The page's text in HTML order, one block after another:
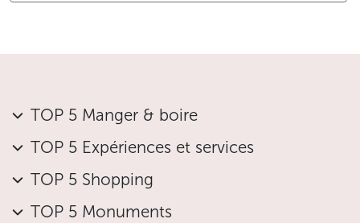
TOP 5 Manger & boire
TOP 5 Expériences et services
TOP 5 Shopping
TOP 5 Monuments